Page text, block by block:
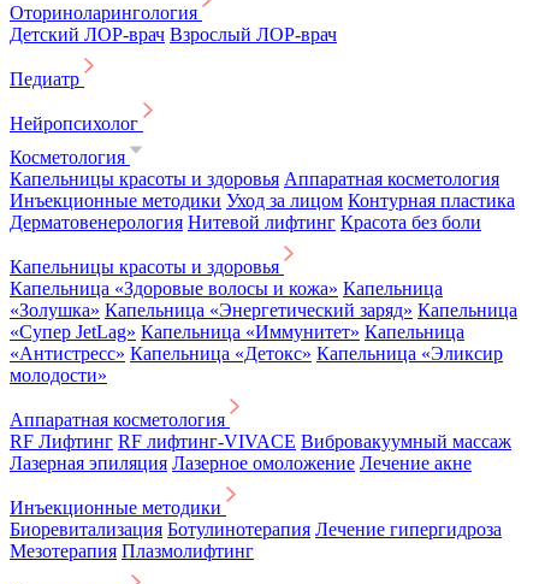
Оториноларингология
Детский ЛОР-врач Взрослый ЛОР-врач
Педиатр
Нейропсихолог
Косметология
Капельницы красоты и здоровья Аппаратная косметология
Инъекционные методики Уход за лицом Контурная пластика
Дерматовенерология Нитевой лифтинг Красота без боли
Капельницы красоты и здоровья
Капельница «Здоровые волосы и кожа» Капельница
«Золушка» Капельница «Энергетический заряд» Капельница
«Супер JetLag» Капельница «Иммунитет» Капельница
«Антистресс» Капельница «Детокс» Капельница «Эликсир
молодости»
Аппаратная косметология
RF Лифтинг RF лифтинг-VIVACE Вибровакуумный массаж
Лазерная эпиляция Лазерное омоложение Лечение акне
Инъекционные методики
Биоревитализация Ботулинотерапия Лечение гипергидроза
Мезотерапия Плазмолифтинг